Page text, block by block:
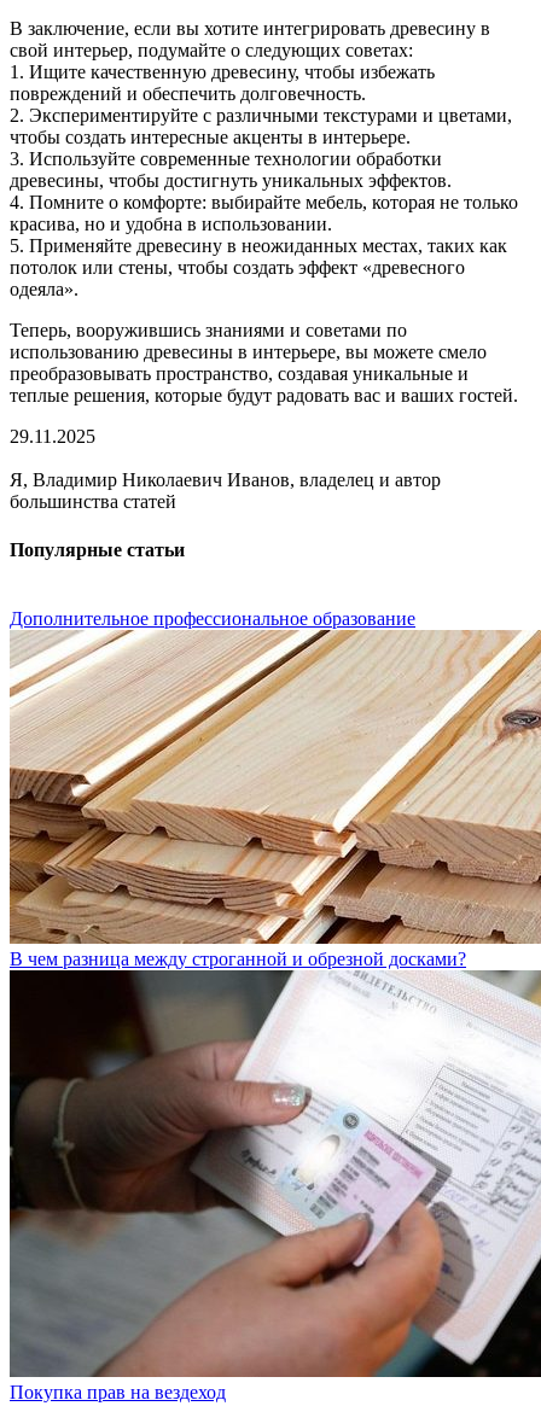
В заключение, если вы хотите интегрировать древесину в
свой интерьер, подумайте о следующих советах:
1. Ищите качественную древесину, чтобы избежать
повреждений и обеспечить долговечность.
2. Экспериментируйте с различными текстурами и цветами,
чтобы создать интересные акценты в интерьере.
3. Используйте современные технологии обработки
древесины, чтобы достигнуть уникальных эффектов.
4. Помните о комфорте: выбирайте мебель, которая не только
красива, но и удобна в использовании.
5. Применяйте древесину в неожиданных местах, таких как
потолок или стены, чтобы создать эффект «древесного
одеяла».
Теперь, вооружившись знаниями и советами по
использованию древесины в интерьере, вы можете смело
преобразовывать пространство, создавая уникальные и
теплые решения, которые будут радовать вас и ваших гостей.
29.11.2025
Я, Владимир Николаевич Иванов, владелец и автор
большинства статей
Популярные статьи
Дополнительное профессиональное образование
В чем разница между строганной и обрезной досками?
Покупка прав на вездеход